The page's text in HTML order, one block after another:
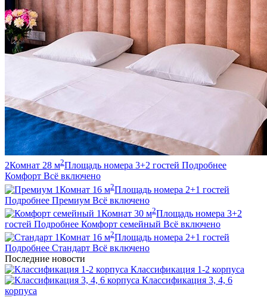
2Комнат 28 м2Площадь номера 3+2 гостей Подробнее
Комфорт Всё включено
1Комнат 16 м2Площадь номера 2+1 гостей
Подробнее Премиум Всё включено
1Комнат 30 м2Площадь номера 3+2
гостей Подробнее Комфорт семейный Всё включено
1Комнат 16 м2Площадь номера 2+1 гостей
Подробнее Стандарт Всё включено
Последние новости
Классификация 1-2 корпуса
Классификация 3, 4, 6
корпуса